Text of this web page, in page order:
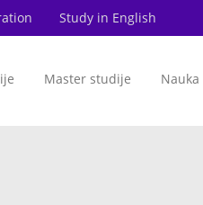
Study in English
Master studije Nauka